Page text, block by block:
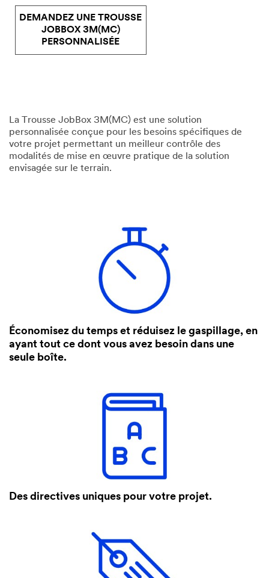
DEMANDEZ UNE TROUSSE
JOBBOX 3M(MC)
PERSONNALISÉE
La Trousse JobBox 3M(MC) est une solution
personnalisée conçue pour les besoins spécifiques de
votre projet permettant un meilleur contrôle des
modalités de mise en œuvre pratique de la solution
envisagée sur le terrain.
Économisez du temps et réduisez le gaspillage, en
ayant tout ce dont vous avez besoin dans une
seule boîte.
Des directives uniques pour votre projet.